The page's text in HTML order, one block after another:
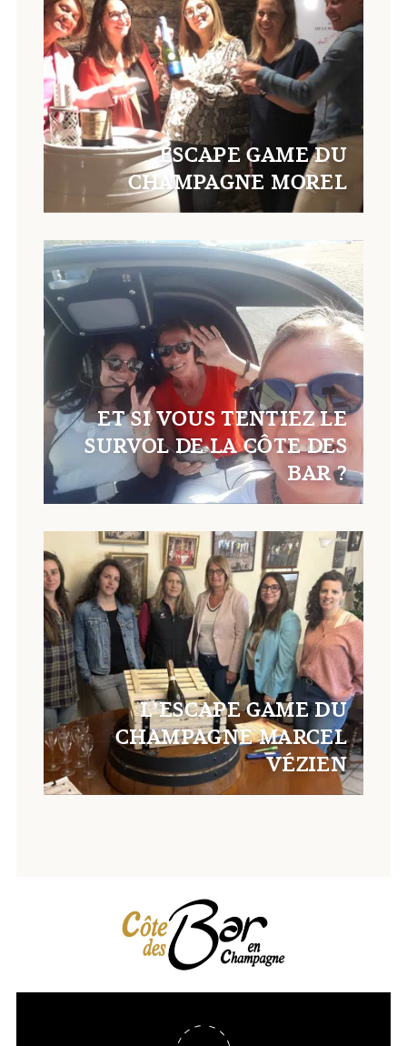
ESCAPE GAME DU
CHAMPAGNE MOREL
ET SI VOUS TENTIEZ LE
SURVOL DE LA CÔTE DES
BAR ?
L’ESCAPE GAME DU
CHAMPAGNE MARCEL
VÉZIEN